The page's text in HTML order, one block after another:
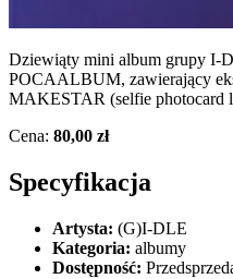
Dziewiąty mini album grupy I-
POCAALBUM, zawierający
MAKESTAR (selfie photocard
Cena: 80,00 zł
Specyfikacja
Artysta: (G)I-DLE
Kategoria: albumy
Dostępność: